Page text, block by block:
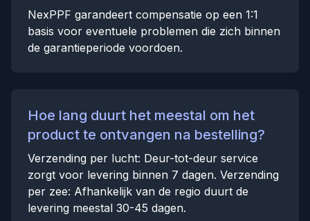
NexPPF garandeert compensatie op een 1:1
basis voor eventuele problemen die zich binnen
de garantieperiode voordoen.
Hoe lang duurt het meestal om het
product te ontvangen na bestelling?
Verzending per lucht: Deur-tot-deur service
zorgt voor levering binnen 7 dagen. Verzending
per zee: Afhankelijk van de regio duurt de
levering meestal 30-45 dagen.